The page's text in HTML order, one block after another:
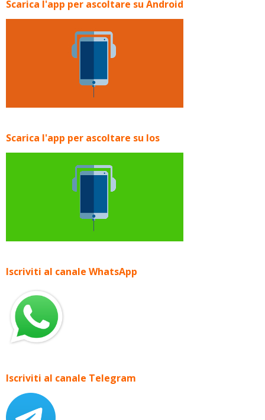
Scarica l'app per ascoltare su Android
Scarica l'app per ascoltare su Ios
Iscriviti al canale WhatsApp
Iscriviti al canale Telegram